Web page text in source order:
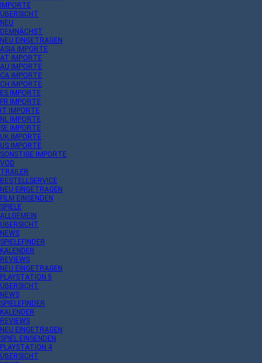
IMPORTE
ÜBERSICHT
NEU
DEMNÄCHST
NEU EINGETRAGEN
ASIA IMPORTE
AT IMPORTE
AU IMPORTE
CA IMPORTE
CH IMPORTE
ES IMPORTE
FR IMPORTE
IT IMPORTE
NL IMPORTE
SE IMPORTE
UK IMPORTE
US IMPORTE
SONSTIGE IMPORTE
VOD
TRAILER
BESTELLSERVICE
NEU EINGETRAGEN
FILM EINSENDEN
SPIELE
ALLGEMEIN
ÜBERSICHT
NEWS
SPIELEFINDER
KALENDER
REVIEWS
NEU EINGETRAGEN
PLAYSTATION 5
ÜBERSICHT
NEWS
SPIELEFINDER
KALENDER
REVIEWS
NEU EINGETRAGEN
SPIEL EINSENDEN
PLAYSTATION 4
ÜBERSICHT